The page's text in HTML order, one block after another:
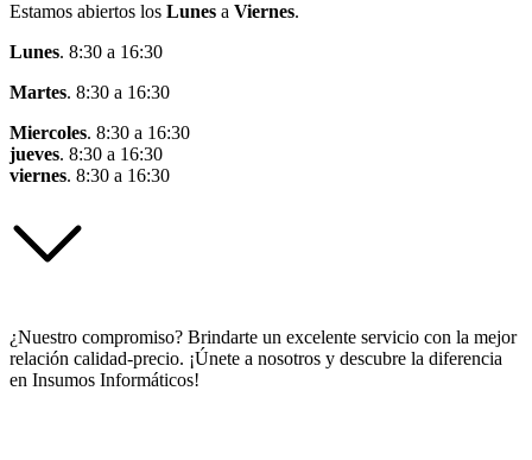
Estamos abiertos los Lunes a Viernes.
Lunes. 8:30 a 16:30
Martes. 8:30 a 16:30
Miercoles. 8:30 a 16:30
jueves. 8:30 a 16:30
viernes. 8:30 a 16:30
¿Nuestro compromiso? Brindarte un excelente servicio con la mejor
relación calidad-precio. ¡Únete a nosotros y descubre la diferencia
en Insumos Informáticos!